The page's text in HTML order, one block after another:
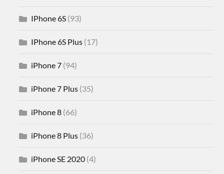
IPhone 6S (93)
IPhone 6S Plus (17)
iPhone 7 (94)
iPhone 7 Plus (35)
iPhone 8 (66)
iPhone 8 Plus (36)
iPhone SE 2020 (4)